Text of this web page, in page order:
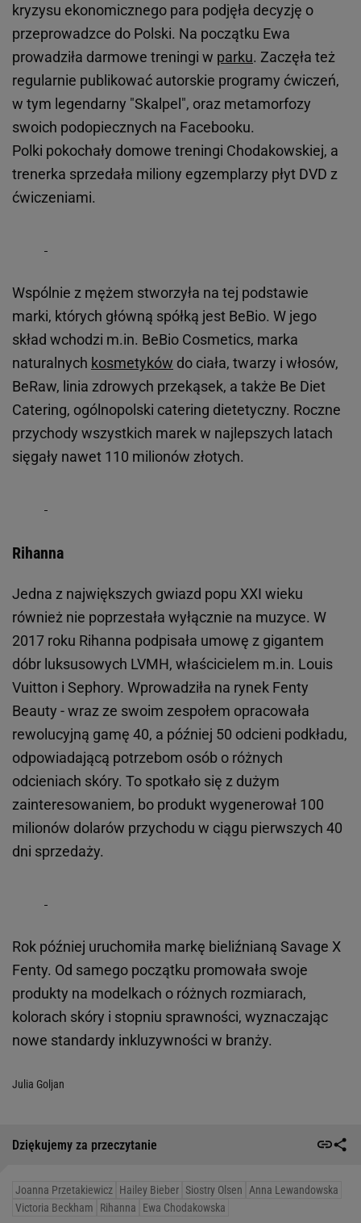
kryzysu ekonomicznego para podjęła decyzję o
przeprowadzce do Polski. Na początku Ewa
prowadziła darmowe treningi w parku. Zaczęła też
regularnie publikować autorskie programy ćwiczeń,
w tym legendarny "Skalpel", oraz metamorfozy
swoich podopiecznych na Facebooku.
Polki pokochały domowe treningi Chodakowskiej, a
trenerka sprzedała miliony egzemplarzy płyt DVD z
ćwiczeniami.
Wspólnie z mężem stworzyła na tej podstawie
marki, których główną spółką jest BeBio. W jego
skład wchodzi m.in. BeBio Cosmetics, marka
naturalnych kosmetyków do ciała, twarzy i włosów,
BeRaw, linia zdrowych przekąsek, a także Be Diet
Catering, ogólnopolski catering dietetyczny. Roczne
przychody wszystkich marek w najlepszych latach
sięgały nawet 110 milionów złotych.
Rihanna
Jedna z największych gwiazd popu XXI wieku
również nie poprzestała wyłącznie na muzyce. W
2017 roku Rihanna podpisała umowę z gigantem
dóbr luksusowych LVMH, właścicielem m.in. Louis
Vuitton i Sephory. Wprowadziła na rynek Fenty
Beauty - wraz ze swoim zespołem opracowała
rewolucyjną gamę 40, a później 50 odcieni podkładu,
odpowiadającą potrzebom osób o różnych
odcieniach skóry. To spotkało się z dużym
zainteresowaniem, bo produkt wygenerował 100
milionów dolarów przychodu w ciągu pierwszych 40
dni sprzedaży.
Rok później uruchomiła markę bieliźnianą Savage X
Fenty. Od samego początku promowała swoje
produkty na modelkach o różnych rozmiarach,
kolorach skóry i stopniu sprawności, wyznaczając
nowe standardy inkluzywności w branży.
Julia Goljan
Dziękujemy za przeczytanie
Joanna Przetakiewicz Hailey Bieber Siostry Olsen Anna Lewandowska
Victoria Beckham
Rihanna Ewa Chodakowska